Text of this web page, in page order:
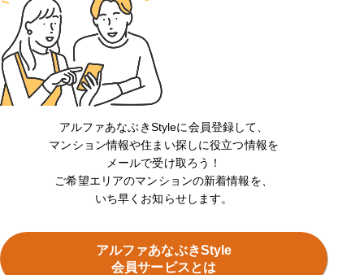
アルファあなぶきStyleに会員登録して、
マンション情報や住まい探しに役立つ情報を
メールで受け取ろう！
ご希望エリアのマンションの新着情報を、
いち早くお知らせします。
アルファあなぶきStyle
会員サービスとは